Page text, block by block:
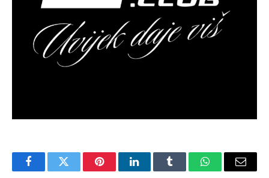
FacebookTwitter PinterestLinkedInTumblr WhatsAppEmail